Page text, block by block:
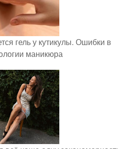
гель у кутикулы. Ошибки в
маникюра